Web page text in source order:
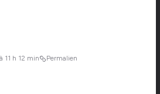
11 h 12 min Permalien